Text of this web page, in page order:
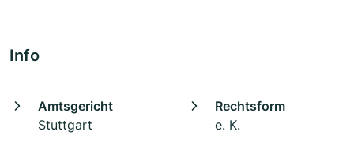
Info
Amtsgericht
Stuttgart
Rechtsform
e. K.